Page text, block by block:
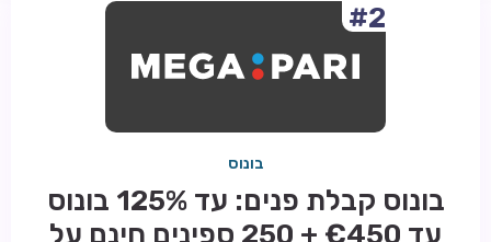
טיפים
#2
בונוס
בונוס קבלת פנים: עד 125% בונוס